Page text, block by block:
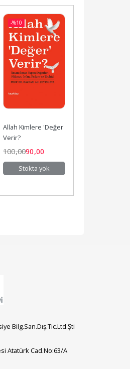
-%10
Allah Kimlere 'Değer'
Verir?
100,0090,00
Stokta yok
Bilg.San.Dış.Tic.Ltd.Şti
Atatürk Cad.No:63/A